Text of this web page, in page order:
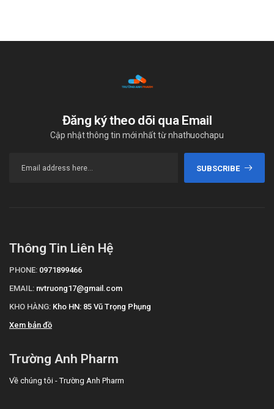
Đăng ký theo dõi qua Email
Cập nhật thông tin mới nhất từ nhathuochapu
SUBSCRIBE
Thông Tin Liên Hệ
PHONE: 0971899466
EMAIL: nvtruong17@gmail.com
KHO HÀNG: Kho HN: 85 Vũ Trọng Phụng
Xem bản đồ
Trường Anh Pharm
Về chúng tôi - Trường Anh Pharm